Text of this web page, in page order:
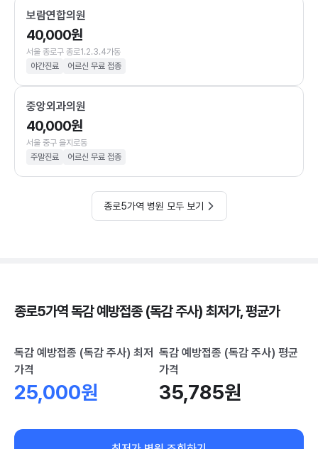
보람연합의원
40,000원
서울 종로구 종로1.2.3.4가동
야간진료
어르신 무료 접종
중앙외과의원
40,000원
서울 중구 을지로동
주말진료
어르신 무료 접종
종로5가역 병원 모두 보기
종로5가역 독감 예방접종 (독감 주사) 최저가, 평균가
독감 예방접종 (독감 주사) 최저
가격
25,000원
독감 예방접종 (독감 주사) 평균
가격
35,785원